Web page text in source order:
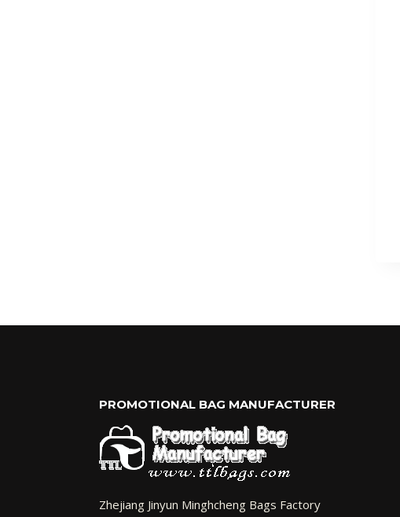
PROMOTIONAL BAG MANUFACTURER
Zhejiang Jinyun Minghcheng Bags Factory